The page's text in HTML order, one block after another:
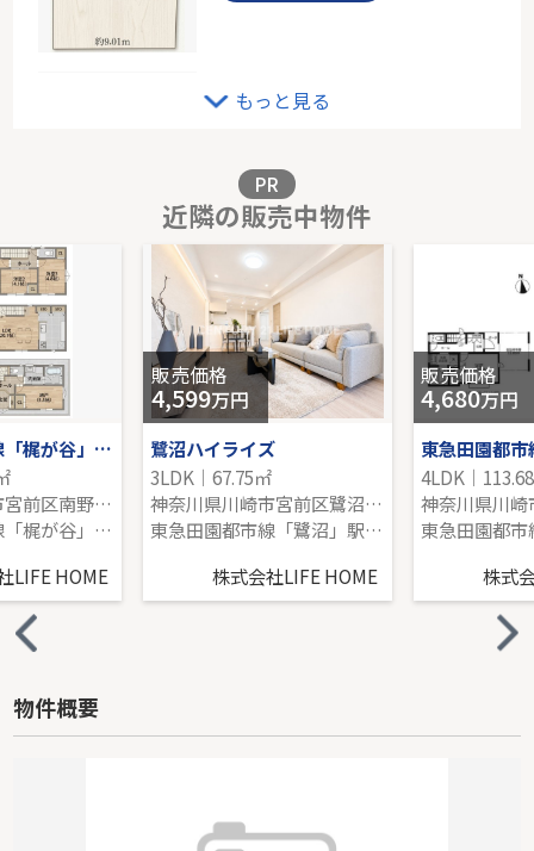
販売価格を見る
-｜4LDK｜101.02㎡｜南西
販売価格を見る
もっと見る
PR
近隣の販売中物件
東急田園都市線「梶が谷」新築分譲
神奈川県川崎市宮前区南野川３丁目
東急田園都市線「梶が谷」駅 バス6分 「上野川」 停歩8分
LIFE HOME
販売価格
4,599万円
鷺沼ハイライズ
3LDK｜67.75㎡
神奈川県川崎市宮前区鷺沼１丁目
東急田園都市線「鷺沼」駅 徒歩5分
株式会社LIFE HOME
販売価格
4,680万円
4LDK｜
株式
物件概要